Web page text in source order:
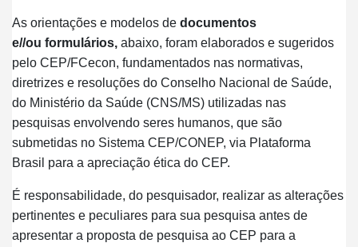
As orientações e modelos de documentos
e//ou formulários, abaixo, foram elaborados e sugeridos
pelo CEP/FCecon, fundamentados nas normativas,
diretrizes e resoluções do Conselho Nacional de Saúde,
do Ministério da Saúde (CNS/MS) utilizadas nas
pesquisas envolvendo seres humanos, que são
submetidas no Sistema CEP/CONEP, via Plataforma
Brasil para a apreciação ética do CEP.
É responsabilidade, do pesquisador, realizar as alterações
pertinentes e peculiares para sua pesquisa antes de
apresentar a proposta de pesquisa ao CEP para a